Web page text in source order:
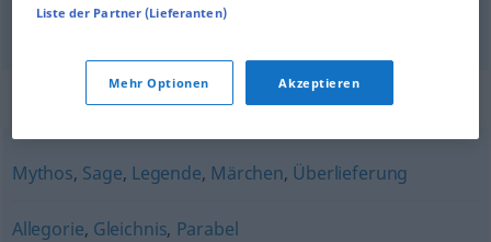
сюжет Fabel
Synonyme für "Fabel"
Mythos, Sage, Legende, Märchen, Überlieferung
Allegorie, Gleichnis, Parabel
Liste der Partner (Lieferanten)
Mehr Optionen Akzeptieren